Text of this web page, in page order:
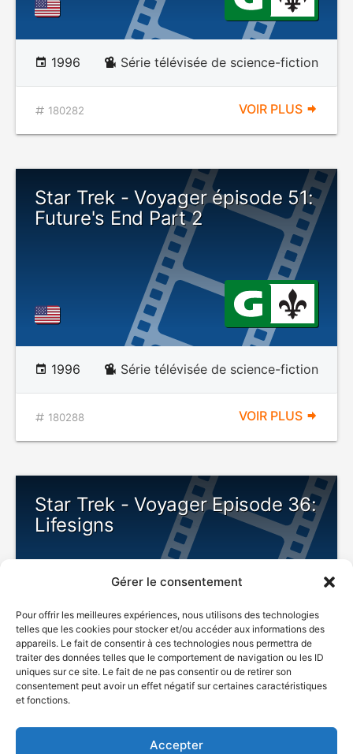
Gérer le consentement
Pour offrir les meilleures expériences, nous utilisons des technologies
telles que les cookies pour stocker et/ou accéder aux informations des
appareils. Le fait de consentir à ces technologies nous permettra de
traiter des données telles que le comportement de navigation ou les ID
uniques sur ce site. Le fait de ne pas consentir ou de retirer son
consentement peut avoir un effet négatif sur certaines caractéristiques
et fonctions.
Accepter
1996 Série télévisée de science-fiction
180282 VOIR PLUS
Star Trek - Voyager épisode 51:
Future's End Part 2
1996 Série télévisée de science-fiction
180288 VOIR PLUS
Star Trek - Voyager Episode 36:
Lifesigns
1996 Série télévisée de science-fiction